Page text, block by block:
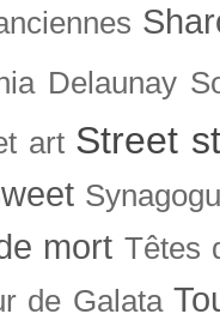
Delaunay
art Street
mort Têtes
de Galata